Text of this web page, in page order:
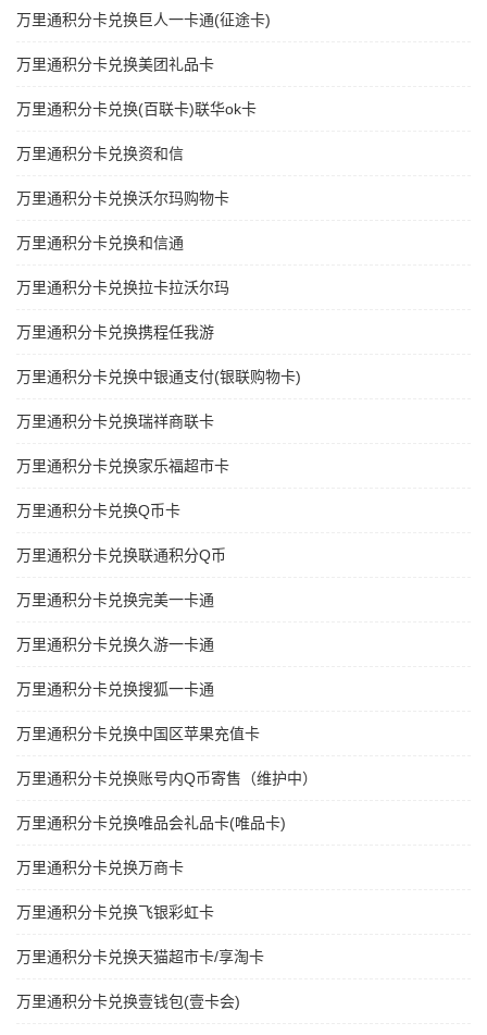
万里通积分卡兑换巨人一卡通(征途卡)
万里通积分卡兑换美团礼品卡
万里通积分卡兑换(百联卡)联华ok卡
万里通积分卡兑换资和信
万里通积分卡兑换沃尔玛购物卡
万里通积分卡兑换和信通
万里通积分卡兑换拉卡拉沃尔玛
万里通积分卡兑换携程任我游
万里通积分卡兑换中银通支付(银联购物卡)
万里通积分卡兑换瑞祥商联卡
万里通积分卡兑换家乐福超市卡
万里通积分卡兑换Q币卡
万里通积分卡兑换联通积分Q币
万里通积分卡兑换完美一卡通
万里通积分卡兑换久游一卡通
万里通积分卡兑换搜狐一卡通
万里通积分卡兑换中国区苹果充值卡
万里通积分卡兑换账号内Q币寄售（维护中）
万里通积分卡兑换唯品会礼品卡(唯品卡)
万里通积分卡兑换万商卡
万里通积分卡兑换飞银彩虹卡
万里通积分卡兑换天猫超市卡/享淘卡
万里通积分卡兑换壹钱包(壹卡会)